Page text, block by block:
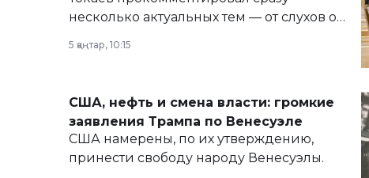
несколько актуальных тем — от слухов о
армии, экономики и личного здоровья.
5 қаңтар, 10:15
США, нефть и смена власти: громкие
заявления Трампа по Венесуэле
США намерены, по их утверждению,
принести свободу народу Венесуэлы.